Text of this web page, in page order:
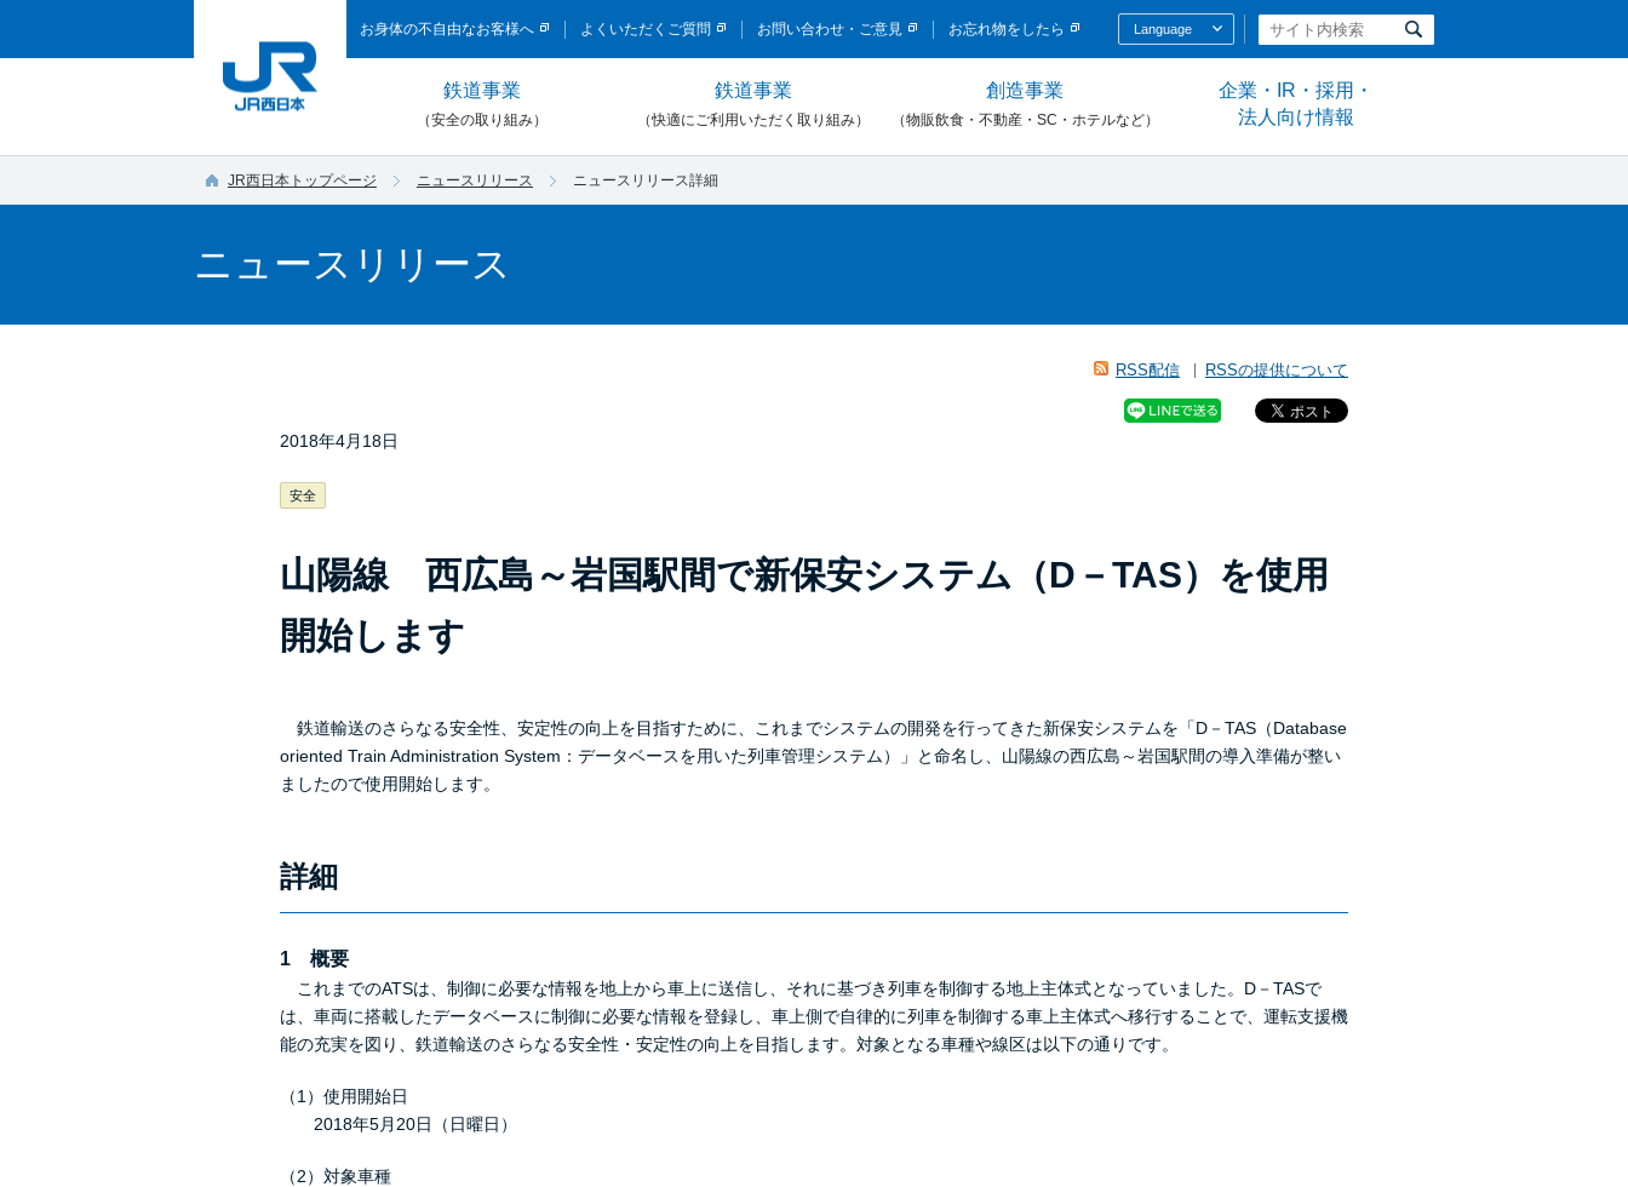
お身体の不自由なお客様へ よくいただくご質問 お問い合わせ・ご意見 お忘れ物をしたら Language
鉄道事業
（安全の取り組み）
鉄道事業
（快適にご利用いただく取り組み）
創造事業
（物販飲食・不動産・SC・ホテルなど）
企業・IR・採用・
法人向け情報
JR西日本トップページ ニュースリリース ニュースリリース詳細
ニュースリリース
RSS配信 RSSの提供について
2018年4月18日
安全
山陽線 西広島～岩国駅間で新保安システム（D－TAS）を使用
開始します
鉄道輸送のさらなる安全性、安定性の向上を目指すために、これまでシステムの開発を行ってきた新保安システムを「D－TAS（Database
oriented Train Administration System：データベースを用いた列車管理システム）」と命名し、山陽線の西広島～岩国駅間の導入準備が整い
ましたので使用開始します。
詳細
1 概要
これまでのATSは、制御に必要な情報を地上から車上に送信し、それに基づき列車を制御する地上主体式となっていました。D－TASで
は、車両に搭載したデータベースに制御に必要な情報を登録し、車上側で自律的に列車を制御する車上主体式へ移行することで、運転支援機
能の充実を図り、鉄道輸送のさらなる安全性・安定性の向上を目指します。対象となる車種や線区は以下の通りです。
（1）使用開始日
2018年5月20日（日曜日）
（2）対象車種